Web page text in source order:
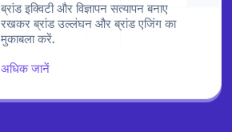
ब्रांड इक्विटी और विज्ञापन सत्यापन बनाए
रखकर ब्रांड उल्लंघन और ब्रांड एजिंग का
मुकाबला करें.
अधिक जानें